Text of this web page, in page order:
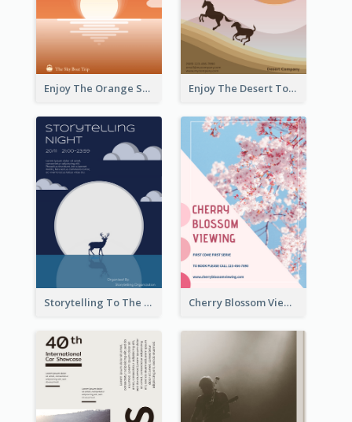
Enjoy The Orange Sunset Graphic Enjoy The Desert Tour Flyer
Storytelling To The Moon Event Flyer Cherry Blossom Viewing Flyer